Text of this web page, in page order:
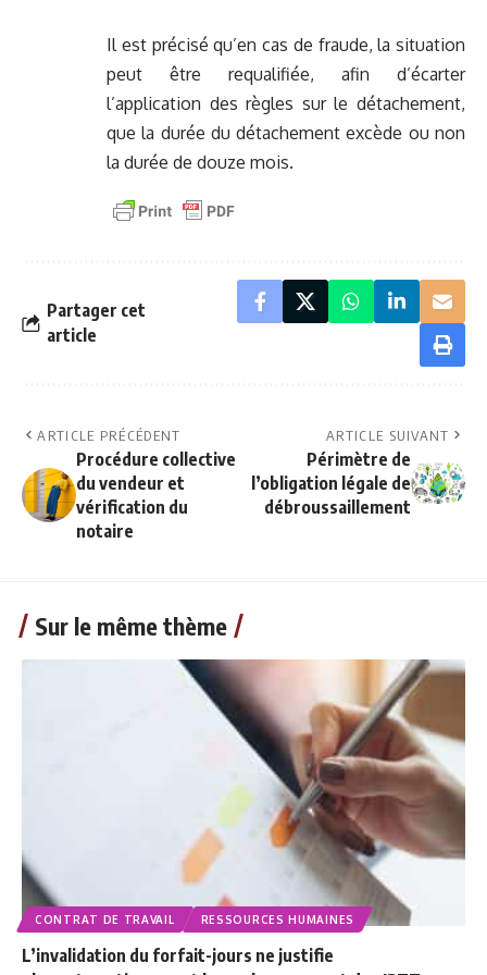
Il est précisé qu’en cas de fraude, la situation
peut être requalifiée, afin d’écarter
l’application des règles sur le détachement,
que la durée du détachement excède ou non
la durée de douze mois.
Partager cet
article
ARTICLE PRÉCÉDENT
Procédure collective
du vendeur et
vérification du
notaire
ARTICLE SUIVANT
Périmètre de
l’obligation légale de
débroussaillement
Sur le même thème
CONTRAT DE TRAVAIL RESSOURCES HUMAINES
L’invalidation du forfait-jours ne justifie